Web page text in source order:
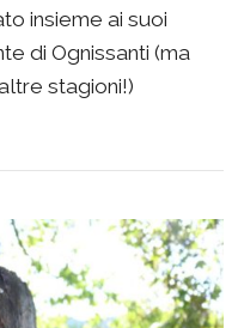
insieme ai suoi
di Ognissanti (ma
stagioni!)